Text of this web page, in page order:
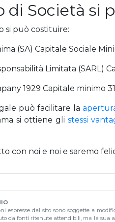
di Società si
si può costituire:
(SA) Capitale Sociale
Limitata (SARL)
1929 Capitale minimo
può facilitare la
si ottiene glistessi
con noi e noi e saremo
espresse dal sito sono soggette a
da fonti ritenute attendibili, ma la sua